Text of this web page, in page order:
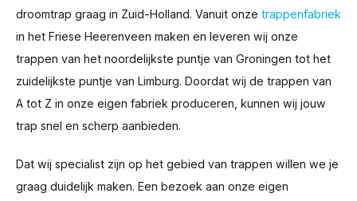
droomtrap graag in Zuid-Holland. Vanuit onze trappenfabriek
in het Friese Heerenveen maken en leveren wij onze
trappen van het noordelijkste puntje van Groningen tot het
zuidelijkste puntje van Limburg. Doordat wij de trappen van
A tot Z in onze eigen fabriek produceren, kunnen wij jouw
trap snel en scherp aanbieden.
Dat wij specialist zijn op het gebied van trappen willen we je
graag duidelijk maken. Een bezoek aan onze eigen